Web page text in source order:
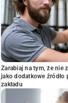
Zarabiaj na tym, że nie
jako dodatkowe
zakładu